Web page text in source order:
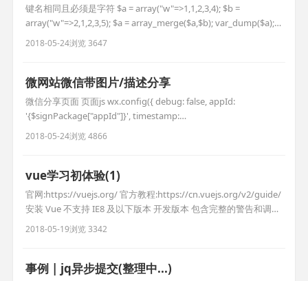
键名相同且必须是字符 $a = array("w"=>1,1,2,3,4); $b =
array("w"=>2,1,2,3,5); $a = array_merge($a,$b); var_dump($a);
这样写被不被认为是字符,且还会在后面添加 $a =
array("1"=>1,1,2,3,4); $b = array("1"=>2,1,2,3,5
2018-05-24浏览 3647
微网站微信带图片/描述分享
微信分享页面 页面js wx.config({ debug: false, appId:
'{$signPackage["appId"]}', timestamp:
'{$signPackage["timestamp"]}', nonceStr:
'{$signPackage["nonceStr"]}', signature: '{$signPackage[
2018-05-24浏览 4866
vue学习初体验(1)
官网:https://vuejs.org/ 官方教程:https://cn.vuejs.org/v2/guide/
安装 Vue 不支持 IE8 及以下版本 开发版本 包含完整的警告和调试
模式 生产版本 删除了警告，30.90KB min+gzip 第一个vue程序 11
{{content}} //显示数据 var app = new Vue({ el:
2018-05-19浏览 3342
事例 | jq异步提交(整理中...)